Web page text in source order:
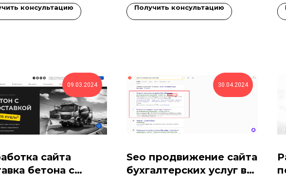
консультацию Получить консультацию
09.03.2024
сайта
бетона с
30.04.2024
Seo продвижение сайта
бухгалтерских услуг в